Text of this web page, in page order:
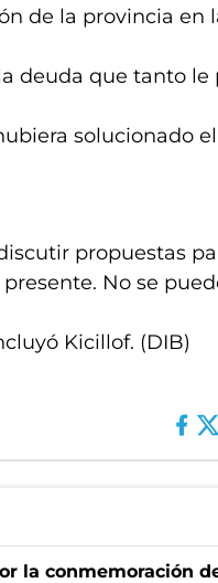
de la provincia en
deuda que tanto le
solucionado
propuestas
No se
Kicillof. (DIB)
la conmemoración